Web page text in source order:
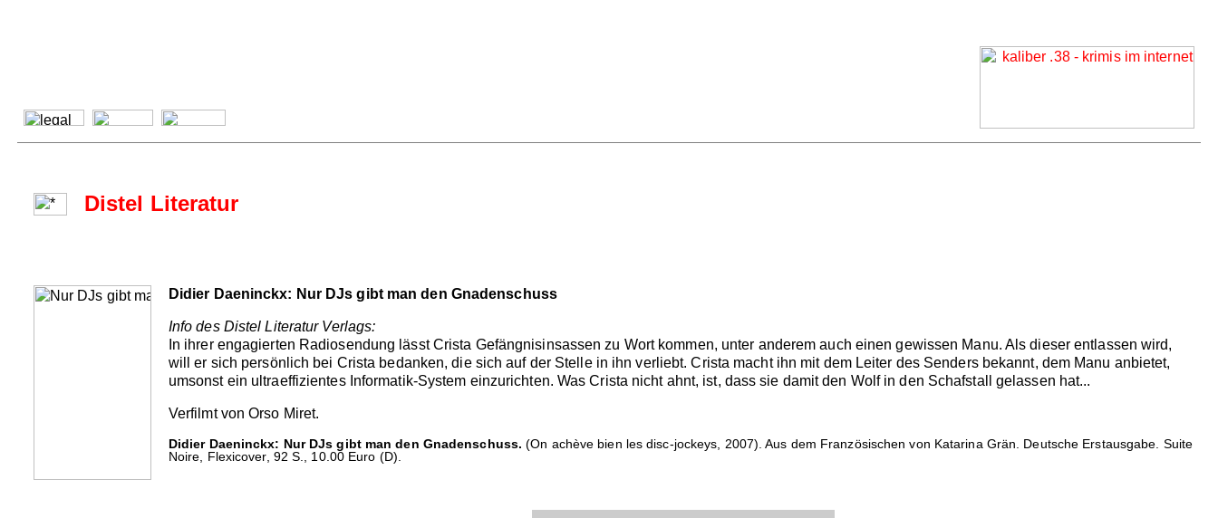
Distel Literatur
Didier Daeninckx: Nur DJs gibt man den Gnadenschuss
Info des Distel Literatur Verlags:
In ihrer engagierten Radiosendung lässt Crista Gefängnisinsassen zu Wort kommen, unter anderem auch einen gewissen Manu. Als dieser entlassen wird,
will er sich persönlich bei Crista bedanken, die sich auf der Stelle in ihn verliebt. Crista macht ihn mit dem Leiter des Senders bekannt, dem Manu anbietet,
umsonst ein ultraeffizientes Informatik-System einzurichten. Was Crista nicht ahnt, ist, dass sie damit den Wolf in den Schafstall gelassen hat...
Verfilmt von Orso Miret.
Didier Daeninckx: Nur DJs gibt man den Gnadenschuss. (On achève bien les disc-jockeys, 2007). Aus dem Französischen von Katarina Grän. Deutsche Erstausgabe. Suite
Noire, Flexicover, 92 S., 10.00 Euro (D).